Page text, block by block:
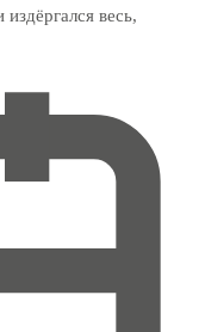
весь,